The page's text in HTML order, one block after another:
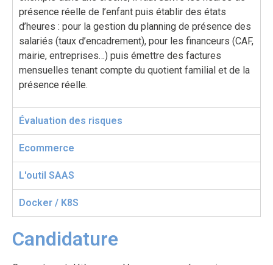
présence réelle de l’enfant puis établir des états
d’heures : pour la gestion du planning de présence des
salariés (taux d’encadrement), pour les financeurs (CAF,
mairie, entreprises…) puis émettre des factures
mensuelles tenant compte du quotient familial et de la
présence réelle.
Évaluation des risques​
Ecommerce
L'outil SAAS
Docker / K8S
Candidature